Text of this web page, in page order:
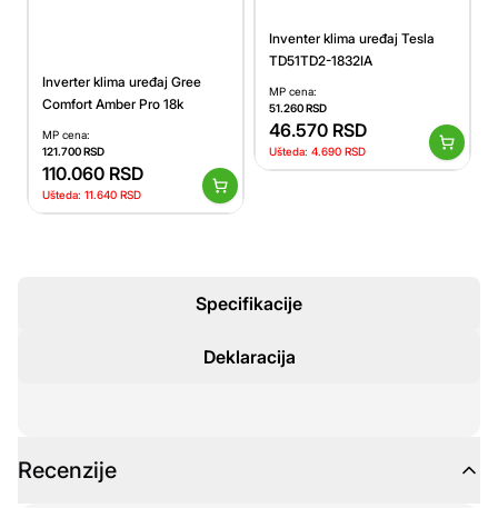
Inverter klima uređaj Gree
Comfort Amber Pro 18k
MP cena:
121.700RSD
110.060 RSD
Ušteda: 11.640 RSD
Inventer klima uređaj Tesla
TD51TD2-1832IA
MP cena:
51.260RSD
46.570 RSD
Ušteda: 4.690 RSD
Specifikacije
Deklaracija
Recenzije